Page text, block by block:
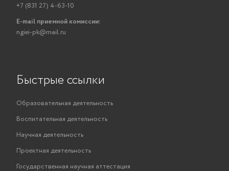
+7 (831 27) 4-63-10
E-mail приемной комиссии:
ngiei-pk@mail.ru
Быстрые ссылки
Образовательная деятельность
Воспитательная деятельность
Научная деятельность
Проектная деятельность
Государственная научная аттестация